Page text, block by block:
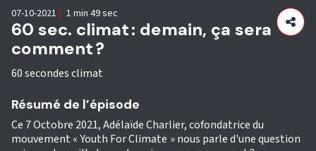
60 sec. climat : demain, ça sera
comment ?
60 secondes climat
07-10-2021 | 1 min 49 sec
Résumé de l’épisode
Ce 7 Octobre 2021, Adélaïde Charlier, cofondatrice du
mouvement « Youth For Climate » nous parle d'une question